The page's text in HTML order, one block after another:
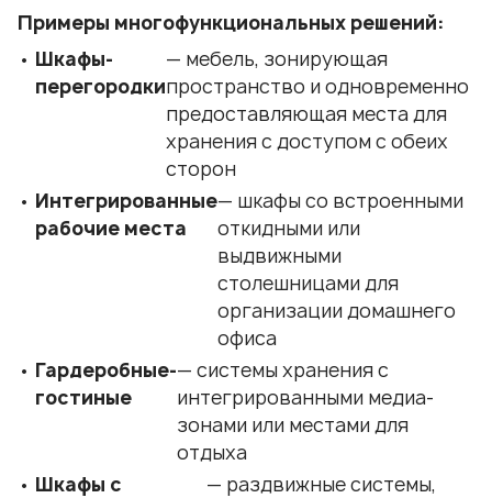
Примеры многофункциональных решений:
Шкафы-
перегородки
— мебель, зонирующая
пространство и одновременно
предоставляющая места для
хранения с доступом с обеих
сторон
Интегрированные
рабочие места
— шкафы со встроенными
откидными или
выдвижными
столешницами для
организации домашнего
офиса
Гардеробные-
гостиные
— системы хранения с
интегрированными медиа-
зонами или местами для
отдыха
Шкафы с
— раздвижные системы,